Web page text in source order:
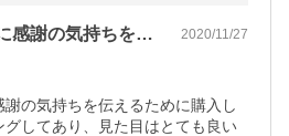
転園する際に先生方に感謝の気持ちを伝え… 2020/11/27
の気持ちを伝えるために購入し
グしてあり、見た目はとても良い